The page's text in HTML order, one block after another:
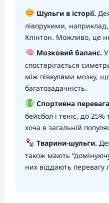
Шульги в історії.
ліворукими,
Клінтон. Можливо, це
Мозковий баланс.
спостерігається
між півкулями мозку,
багатозадачність.
Спортивна
бейсбол і теніс, до
хоча в загальній
Тварини-шульги.
також мають
них віддають перевагу